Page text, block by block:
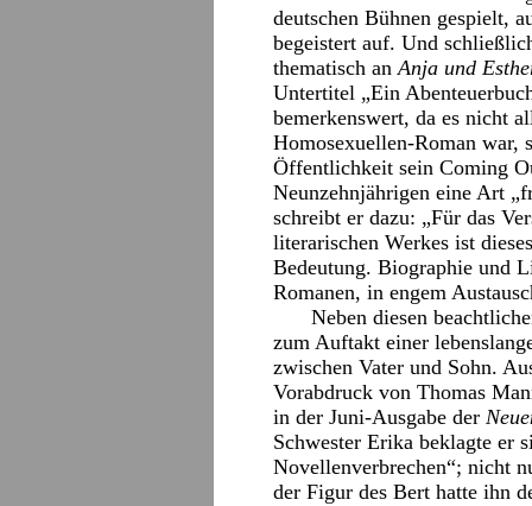
deutschen Bühnen gespielt,
begeistert auf. Und
thematisch anAnja und
Untertitel „Ein
bemerkenswert, da es nicht
Homosexuellen-Roman war,
Öffentlichkeit sein Coming
Neunzehnjährigen eine Art
schreibt er dazu: „Für das
literarischen Werkes ist
Bedeutung. Biographie und
Romanen, in engem
Neben diesen
zum Auftakt einer
zwischen Vater und Sohn.
Vorabdruck von Thomas
in der Juni-Ausgabe der
Schwester Erika beklagte er
Novellenverbrechen“; nicht
der Figur des Bert hatte ihn